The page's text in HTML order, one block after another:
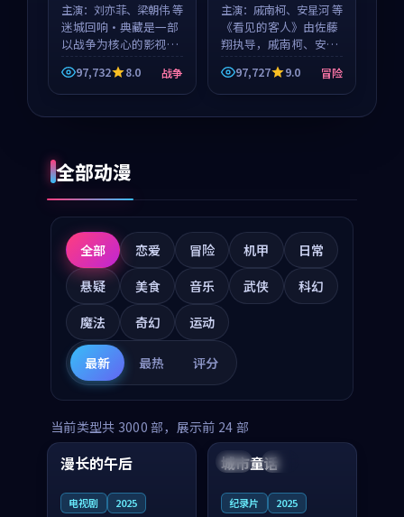
主演： 刘亦菲、梁朝伟 等
迷城回响·典藏是一部
以战争为核心的影视作
品，围绕危机、反转与
人物成长展开，整体节
奏紧凑，值得推荐观
97,732 8.0 战争
主演： 戚南柯、安星河 等
《看见的客人》由佐藤
翔执导，戚南柯、安星
河领衔主演，是一部
2018年上映的泰国冒险
动漫。影片以海岸抒情
97,727 9.0 冒险
全部动漫
全部 恋爱 冒险 机甲
日常
悬疑
美食 音乐 武侠
科幻
魔法
奇幻 运动
最新 最热 评分
当前类型共 3000 部，展示前 24 部
中国 高分
99:16
漫长的午后
电视剧 2025
美国 院线
城市童话
纪录片 2025